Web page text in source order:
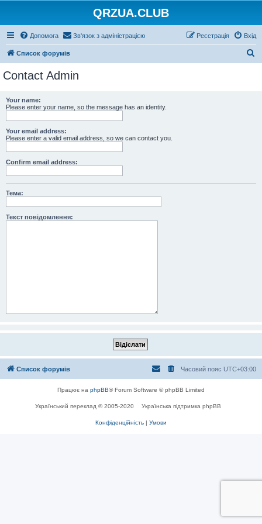
QRZUA.CLUB
Допомога Зв'язок з адміністрацією Вхід
Реєстрація
Список форумів
Contact Admin
Your name:
Please enter your name, so the message has an identity.
Your email address:
Please enter a valid email address, so we can contact you.
Confirm email address:
Тема:
Текст повідомлення:
Список форумів Часовий пояс UTC+03:00
Працює на phpBB® Forum Software © phpBB Limited
Український переклад © 2005-2020 Українська підтримка phpBB
Конфіденційність | Умови